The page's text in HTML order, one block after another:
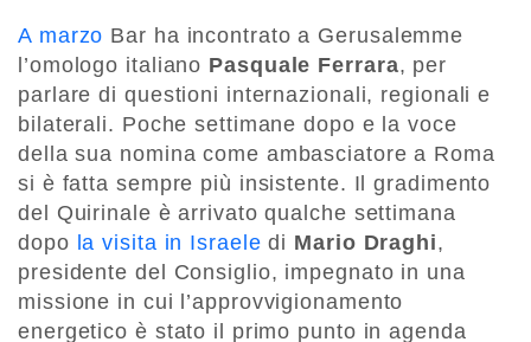
A marzo Bar ha incontrato a Gerusalemme
l’omologo italiano Pasquale Ferrara, per
parlare di questioni internazionali, regionali e
bilaterali. Poche settimane dopo e la voce
della sua nomina come ambasciatore a Roma
si è fatta sempre più insistente. Il gradimento
del Quirinale è arrivato qualche settimana
dopo la visita in Israele di Mario Draghi,
presidente del Consiglio, impegnato in una
missione in cui l’approvvigionamento
energetico è stato il primo punto in agenda